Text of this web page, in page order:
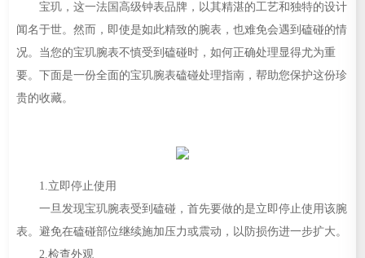
宝玑，这一法国高级钟表品牌，以其精湛的工艺和独特的设计
闻名于世。然而，即使是如此精致的腕表，也难免会遇到磕碰的情
况。当您的宝玑腕表不慎受到磕碰时，如何正确处理显得尤为重
要。下面是一份全面的宝玑腕表磕碰处理指南，帮助您保护这份珍
贵的收藏。
1.立即停止使用
一旦发现宝玑腕表受到磕碰，首先要做的是立即停止使用该腕
表。避免在磕碰部位继续施加压力或震动，以防损伤进一步扩大。
2.检查外观